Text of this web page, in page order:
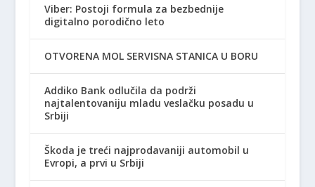
Viber: Postoji formula za bezbednije
digitalno porodično leto
OTVORENA MOL SERVISNA STANICA U BORU
Addiko Bank odlučila da podrži
najtalentovaniju mladu veslačku posadu u
Srbiji
Škoda je treći najprodavaniji automobil u
Evropi, a prvi u Srbiji